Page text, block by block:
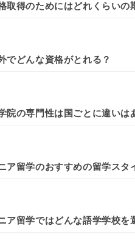
取得のためにはどれくらいの
でどんな資格がとれる？
院の専門性は国ごとに違いは
ア留学のおすすめの留学スタ
ア留学ではどんな語学学校を